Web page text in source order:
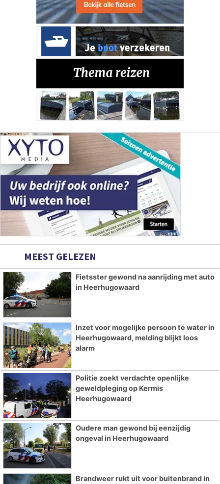
MEEST GELEZEN
Fietsster gewond na aanrijding met auto
in Heerhugowaard
Inzet voor mogelijke persoon te water in
Heerhugowaard, melding blijkt loos
alarm
Politie zoekt verdachte openlijke
geweldpleging op Kermis
Heerhugowaard
Oudere man gewond bij eenzijdig
ongeval in Heerhugowaard
Brandweer rukt uit voor buitenbrand in